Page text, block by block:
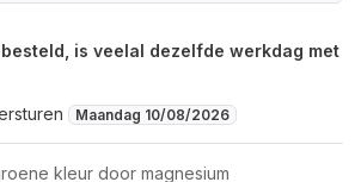
is veelal dezelfde werkdag met
Maandag 10/08/2026
kleur door magnesium